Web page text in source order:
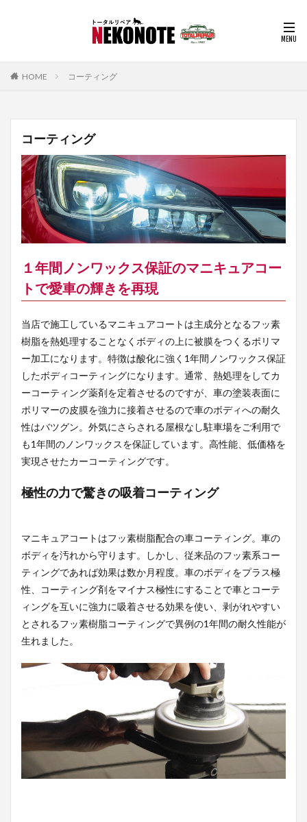
HOME コーティング
コーティング
１年間ノンワックス保証のマニキュアコー
トで愛車の輝きを再現
当店で施工しているマニキュアコートは主成分となるフッ素
樹脂を熱処理することなくボディの上に被膜をつくるポリマ
ー加工になります。特徴は酸化に強く1年間ノンワックス保証
したボディコーティングになります。通常、熱処理をしてカ
ーコーティング薬剤を定着させるのですが、車の塗装表面に
ポリマーの皮膜を強力に接着させるので車のボディへの耐久
性はバツグン。外気にさらされる屋根なし駐車場をご利用で
も1年間のノンワックスを保証しています。高性能、低価格を
実現させたカーコーティングです。
極性の力で驚きの吸着コーティング
マニキュアコートはフッ素樹脂配合の車コーティング。車の
ボディを汚れから守ります。しかし、従来品のフッ素系コー
ティングであれば効果は数か月程度。車のボディをプラス極
性、コーティング剤をマイナス極性にすることで車とコーテ
ィングを互いに強力に吸着させる効果を使い、剥がれやすい
とされるフッ素樹脂コーティングで異例の1年間の耐久性能が
生れました。